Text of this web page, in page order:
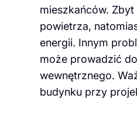
mieszkańców.
powietrza,
energii. Innym
może prowadzić
wewnętrznego.
budynku przy